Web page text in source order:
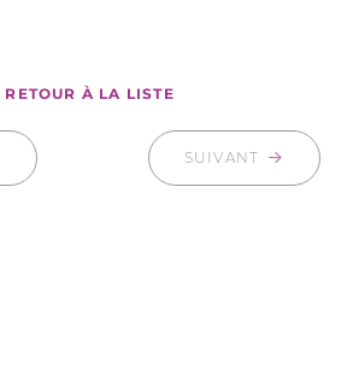
RETOUR À LA LISTE
SUIVANT